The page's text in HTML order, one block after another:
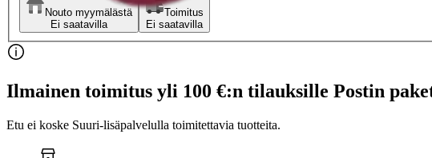
Nouto myymälästä
Ei saatavilla
Toimitus
Ei saatavilla
Ilmainen toimitus yli 100 €:n tilauksille Postin
Etu ei koske Suuri‑lisäpalvelulla toimitettavia tuotteita.